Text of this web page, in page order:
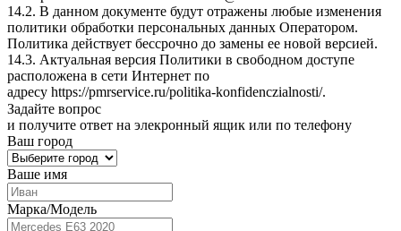
14.2. В данном документе будут отражены любые изменения
политики обработки персональных данных Оператором.
Политика действует бессрочно до замены ее новой версией.
14.3. Актуальная версия Политики в свободном доступе
расположена в сети Интернет по
адресу https://pmrservice.ru/politika-konfidenczialnosti/.
Задайте вопрос
и получите ответ на элекронный ящик или по телефону
Ваш город
Ваше имя
Марка/Модель